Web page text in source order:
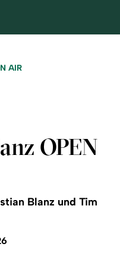
AIR
OPEN
Blanz und Tim